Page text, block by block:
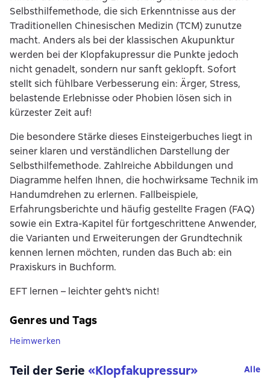
Selbsthilfemethode, die sich Erkenntnisse aus der
Traditionellen Chinesischen Medizin (TCM) zunutze
macht. Anders als bei der klassischen Akupunktur
werden bei der Klopfakupressur die Punkte jedoch
nicht genadelt, sondern nur sanft geklopft. Sofort
stellt sich fühlbare Verbesserung ein: Ärger, Stress,
belastende Erlebnisse oder Phobien lösen sich in
kürzester Zeit auf!
Die besondere Stärke dieses Einsteigerbuches liegt in
seiner klaren und verständlichen Darstellung der
Selbsthilfemethode. Zahlreiche Abbildungen und
Diagramme helfen Ihnen, die hochwirksame Technik im
Handumdrehen zu erlernen. Fallbeispiele,
Erfahrungsberichte und häufig gestellte Fragen (FAQ)
sowie ein Extra-Kapitel für fortgeschrittene Anwender,
die Varianten und Erweiterungen der Grundtechnik
kennen lernen möchten, runden das Buch ab: ein
Praxiskurs in Buchform.
EFT lernen – leichter geht's nicht!
Genres und Tags
Heimwerken
Teil der Serie «Klopfakupressur» Alle